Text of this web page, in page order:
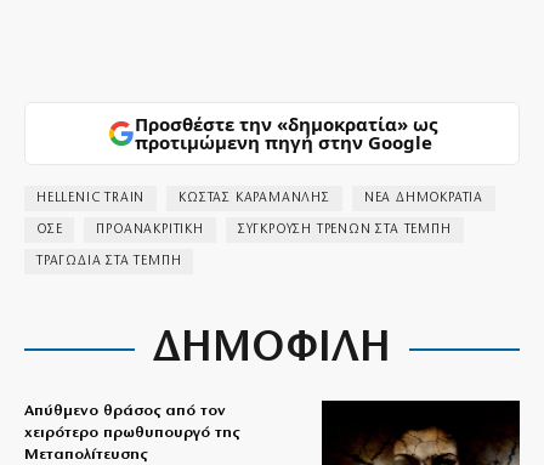
Προσθέστε την «δημοκρατία» ως
προτιμώμενη πηγή στην Google
HELLENIC TRAIN ΚΩΣΤΑΣ ΚΑΡΑΜΑΝΛΗΣ ΝΕΑ ΔΗΜΟΚΡΑΤΙΑ
ΟΣΕ ΠΡΟΑΝΑΚΡΙΤΙΚΗ ΣΥΓΚΡΟΥΣΗ ΤΡΕΝΩΝ ΣΤΑ ΤΕΜΠΗ
ΤΡΑΓΩΔΙΑ ΣΤΑ ΤΕΜΠΗ
ΔΗΜΟΦΙΛΗ
Απύθμενο θράσος από τον
χειρότερο πρωθυπουργό της
Μεταπολίτευσης